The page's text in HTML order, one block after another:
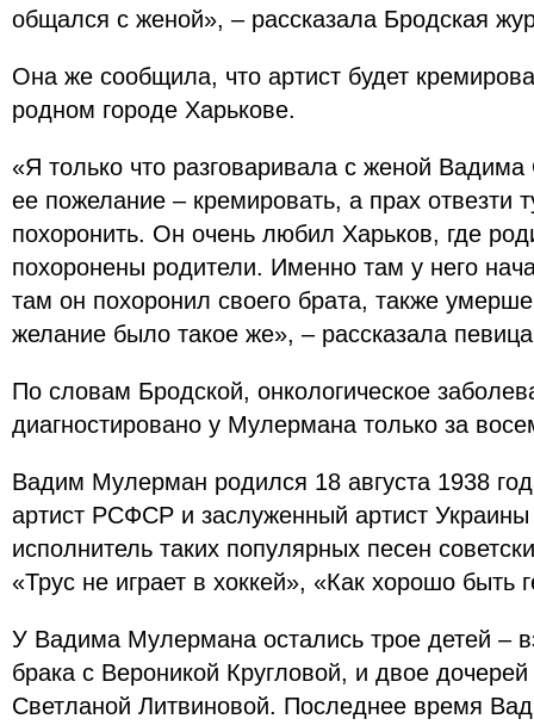
общался с женой», – рассказала Бродская
Она же сообщила, что артист будет
родном городе Харькове.
«Я только что разговаривала с женой
ее пожелание – кремировать, а прах отвезти
похоронить. Он очень любил Харьков, где
похоронены родители. Именно там у него
там он похоронил своего брата, также
желание было такое же», – рассказала
По словам Бродской, онкологическое
диагностировано у Мулермана только за
Вадим Мулерман родился 18 августа 1938
артист РСФСР и заслуженный артист
исполнитель таких популярных песен
«Трус не играет в хоккей», «Как хорошо быть
У Вадима Мулермана остались трое детей –
брака с Вероникой Кругловой, и двое
Светланой Литвиновой. Последнее время